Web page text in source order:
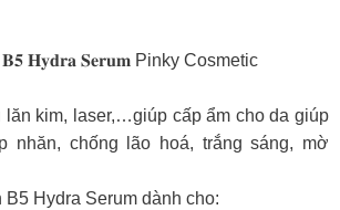
𝐁𝟓 𝐇𝐲𝐝𝐫𝐚 𝐒𝐞𝐫𝐮𝐦 Pinky Cosmetic
lăn kim, laser,…giúp cấp ẩm cho da giúp
nhăn, chống lão hoá, trắng sáng, mờ
B5 Hydra Serum dành cho: